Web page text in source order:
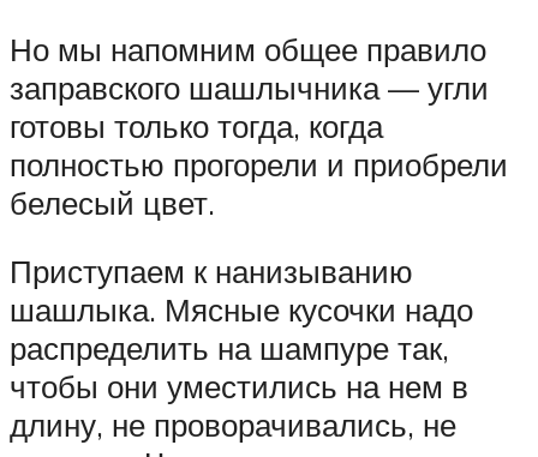
Но мы напомним общее правило
заправского шашлычника — угли
готовы только тогда, когда
полностью прогорели и приобрели
белесый цвет.
Приступаем к нанизыванию
шашлыка. Мясные кусочки надо
распределить на шампуре так,
чтобы они уместились на нем в
длину, не проворачивались, не